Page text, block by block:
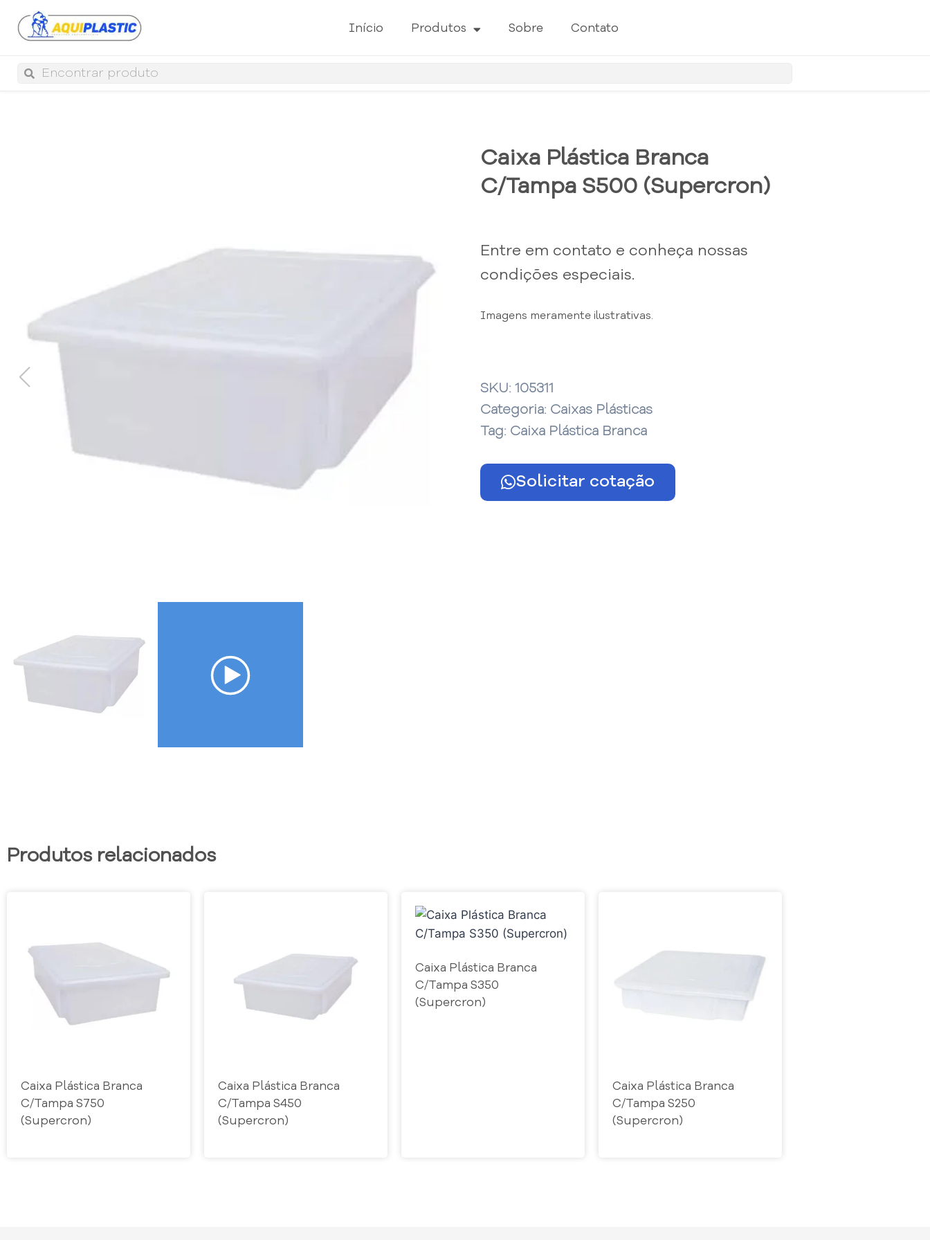
Início Produtos Sobre Contato
Caixa Plástica Branca
C/Tampa S500 (Supercron)
Entre em contato e conheça nossas
condições especiais.
Imagens meramente ilustrativas.
SKU: 105311
Categoria: Caixas Plásticas
Tag: Caixa Plástica Branca
Solicitar cotação
Produtos relacionados
Caixa Plástica Branca
C/Tampa S750
(Supercron)
Caixa Plástica Branca
C/Tampa S450
(Supercron)
Caixa Plástica Branca
C/Tampa S350
(Supercron)
Caixa Plástica Branca
C/Tampa S250
(Supercron)